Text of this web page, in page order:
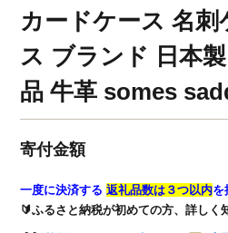
カードケース 名
ス ブランド 日本
品 牛革 somes
寄付金額
一度に決済する 返礼品数は３つ以内を
🔰ふるさと納税が初めての方、詳しく